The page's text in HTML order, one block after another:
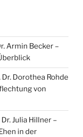
Armin Becker –
Dorothea Rohde
von
Julia Hillner –
in der